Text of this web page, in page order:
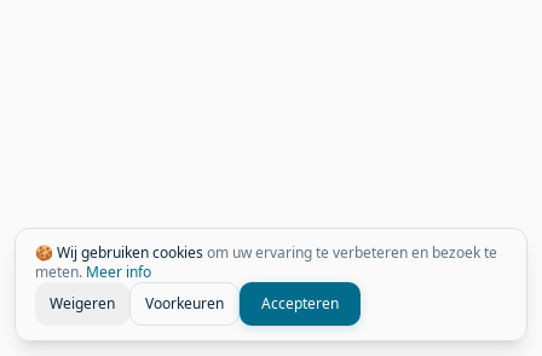
🍪 Wij gebruiken cookiesom uw ervaring te verbeteren en bezoek te
meten. Meer info
Weigeren
Voorkeuren Accepteren